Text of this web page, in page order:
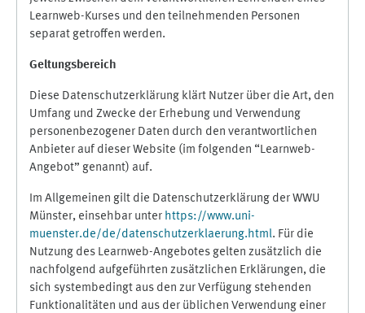
Learnweb-Kurses und den teilnehmenden Personen
separat getroffen werden.
Geltungsbereich
Diese Datenschutzerklärung klärt Nutzer über die Art, den
Umfang und Zwecke der Erhebung und Verwendung
personenbezogener Daten durch den verantwortlichen
Anbieter auf dieser Website (im folgenden “Learnweb-
Angebot” genannt) auf.
Im Allgemeinen gilt die Datenschutzerklärung der WWU
Münster, einsehbar unter https://www.uni-
muenster.de/de/datenschutzerklaerung.html. Für die
Nutzung des Learnweb-Angebotes gelten zusätzlich die
nachfolgend aufgeführten zusätzlichen Erklärungen, die
sich systembedingt aus den zur Verfügung stehenden
Funktionalitäten und aus der üblichen Verwendung einer